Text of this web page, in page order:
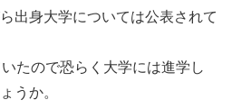
出身大学については公表されて
たので恐らく大学には進学し
うか。